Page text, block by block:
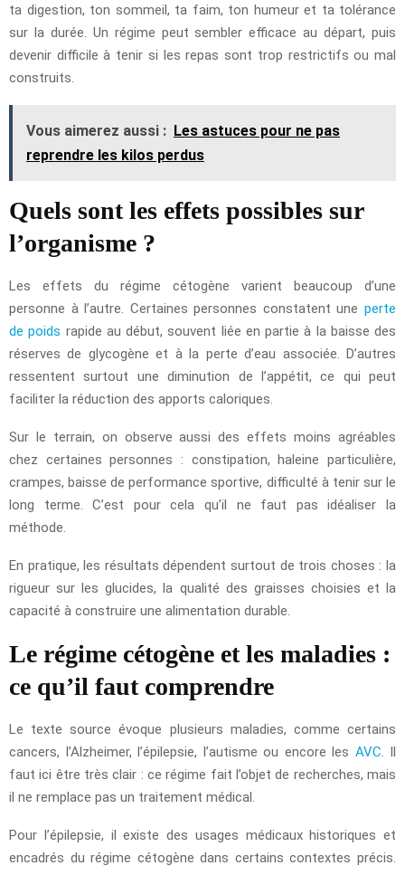
ta digestion, ton sommeil, ta faim, ton humeur et ta tolérance
sur la durée. Un régime peut sembler efficace au départ, puis
devenir difficile à tenir si les repas sont trop restrictifs ou mal
construits.
Vous aimerez aussi : Les astuces pour ne pas
reprendre les kilos perdus
Quels sont les effets possibles sur
l’organisme ?
Les effets du régime cétogène varient beaucoup d’une
personne à l’autre. Certaines personnes constatent une perte
de poids rapide au début, souvent liée en partie à la baisse des
réserves de glycogène et à la perte d’eau associée. D’autres
ressentent surtout une diminution de l’appétit, ce qui peut
faciliter la réduction des apports caloriques.
Sur le terrain, on observe aussi des effets moins agréables
chez certaines personnes : constipation, haleine particulière,
crampes, baisse de performance sportive, difficulté à tenir sur le
long terme. C’est pour cela qu’il ne faut pas idéaliser la
méthode.
En pratique, les résultats dépendent surtout de trois choses : la
rigueur sur les glucides, la qualité des graisses choisies et la
capacité à construire une alimentation durable.
Le régime cétogène et les maladies :
ce qu’il faut comprendre
Le texte source évoque plusieurs maladies, comme certains
cancers, l’Alzheimer, l’épilepsie, l’autisme ou encore les AVC . Il
faut ici être très clair : ce régime fait l’objet de recherches, mais
il ne remplace pas un traitement médical.
Pour l’épilepsie, il existe des usages médicaux historiques et
encadrés du régime cétogène dans certains contextes précis.